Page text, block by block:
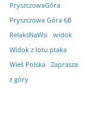
PryszczowaGóra
Pryszczowa Góra 6B
RelaksNaWsi
widok
Widok z lotu ptaka
Wieś Polska
Zaprasza
z góry